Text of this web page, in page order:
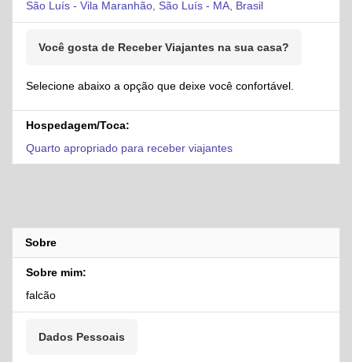
São Luís - Vila Maranhão, São Luís - MA, Brasil
Você gosta de Receber Viajantes na sua casa?
Selecione abaixo a opção que deixe você confortável.
Hospedagem/Toca:
Quarto apropriado para receber viajantes
Sobre
Sobre mim:
falcão
Dados Pessoais